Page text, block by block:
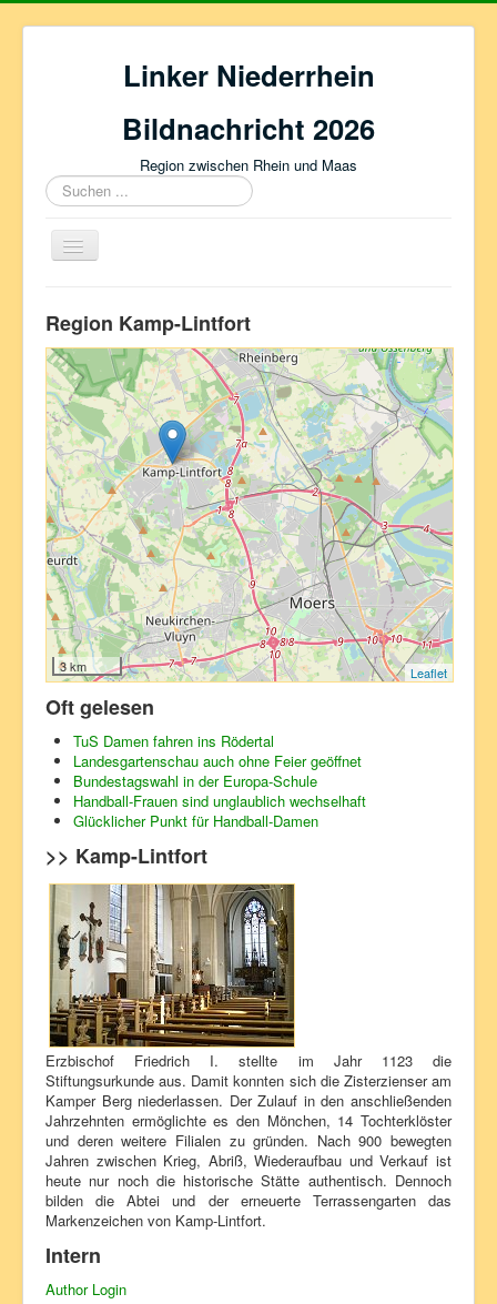
Linker Niederrhein
Bildnachricht 2026
Region zwischen Rhein und Maas
Suchen
...
Navigation
an/aus
Alpen
Geldern
Kamp-Lintfort
Kevelaer
Kleve
Moers
Neukirchen-Vluyn
Rheinberg
Xanten
Region Kamp-Lintfort
Lade Karte...
3 km Leaflet
Oft gelesen
TuS Damen fahren ins Rödertal
Landesgartenschau auch ohne Feier geöffnet
Bundestagswahl in der Europa-Schule
Handball-Frauen sind unglaublich wechselhaft
Glücklicher Punkt für Handball-Damen
>> Kamp-Lintfort
Erzbischof Friedrich I. stellte im Jahr 1123 die
Stiftungsurkunde aus. Damit konnten sich die Zisterzienser am
Kamper Berg niederlassen. Der Zulauf in den anschließenden
Jahrzehnten ermöglichte es den Mönchen, 14 Tochterklöster
und deren weitere Filialen zu gründen. Nach 900 bewegten
Jahren zwischen Krieg, Abriß, Wiederaufbau und Verkauf ist
heute nur noch die historische Stätte authentisch. Dennoch
bilden die Abtei und der erneuerte Terrassengarten das
Markenzeichen von Kamp-Lintfort.
Intern
Author Login